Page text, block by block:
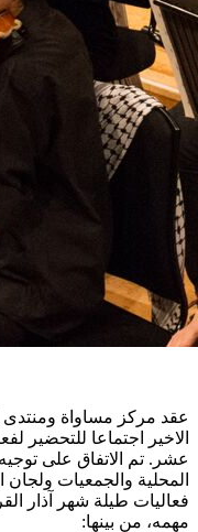
عقد مركز مساواة ومنتدى
عشر. تم الاتفاق على
المحلية والجمعيات
فعاليات طيلة شهر آذار
مهمه، من بينها: